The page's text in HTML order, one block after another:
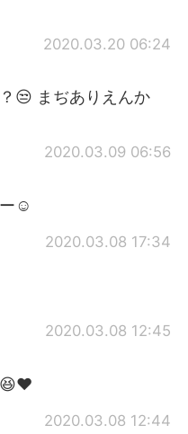
2020.03.20 06:24
😒 まぢありえんか
2020.03.09 06:56
☺️
2020.03.08 17:34
2020.03.08 12:45
😆♥
2020.03.08 12:44